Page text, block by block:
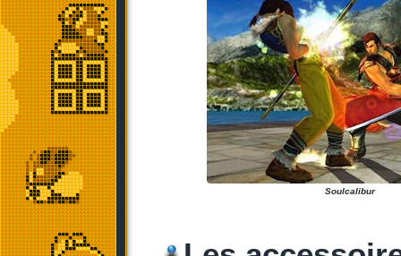
Soulcalibur